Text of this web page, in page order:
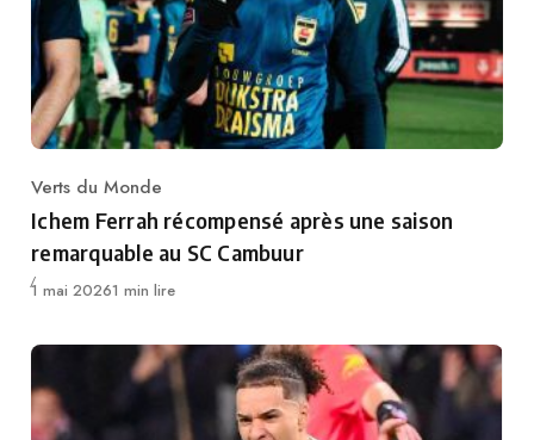
Category
Verts du Monde
Ichem Ferrah récompensé après une saison
remarquable au SC Cambuur
Publié
1 mai 20261 min lire